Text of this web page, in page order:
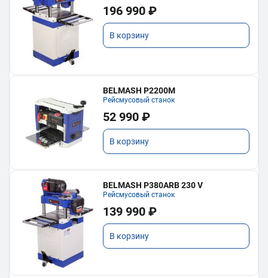
196 990 ₽
В корзину
BELMASH P2200M
Рейсмусовый станок
52 990 ₽
В корзину
BELMASH P380ARB 230 V
Рейсмусовый станок
139 990 ₽
В корзину